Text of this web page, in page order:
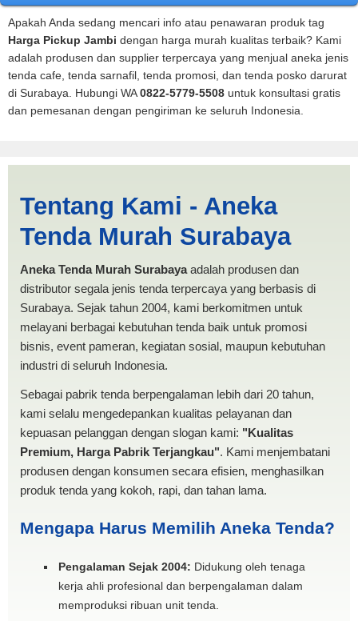
Apakah Anda sedang mencari info atau penawaran produk tag
Harga Pickup Jambi dengan harga murah kualitas terbaik? Kami
adalah produsen dan supplier terpercaya yang menjual aneka jenis
tenda cafe, tenda sarnafil, tenda promosi, dan tenda posko darurat
di Surabaya. Hubungi WA0822-5779-5508 untuk konsultasi gratis
dan pemesanan dengan pengiriman ke seluruh Indonesia.
PRODUKSI ANEKA TENDA
MURAH
Tentang Kami - Aneka
Tenda Murah Surabaya
Aneka Tenda Murah Surabayaadalah produsen dan
distributor segala jenis tenda terpercaya yang berbasis di
Surabaya. Sejak tahun 2004, kami berkomitmen untuk
melayani berbagai kebutuhan tenda baik untuk promosi
bisnis, event pameran, kegiatan sosial, maupun kebutuhan
industri di seluruh Indonesia.
Sebagai pabrik tenda berpengalaman lebih dari 20 tahun,
kami selalu mengedepankan kualitas pelayanan dan
kepuasan pelanggan dengan slogan kami: "Kualitas
Premium, Harga Pabrik Terjangkau". Kami menjembatani
produsen dengan konsumen secara efisien, menghasilkan
produk tenda yang kokoh, rapi, dan tahan lama.
Mengapa Harus Memilih Aneka Tenda?
Pengalaman Sejak 2004: Didukung oleh tenaga
kerja ahli profesional dan berpengalaman dalam
memproduksi ribuan unit tenda.